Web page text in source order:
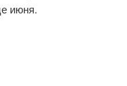
июня.